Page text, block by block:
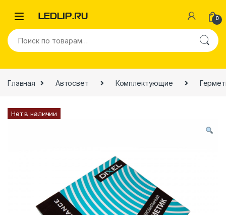
0
Главная Автосвет Комплектующие
Нет в наличии